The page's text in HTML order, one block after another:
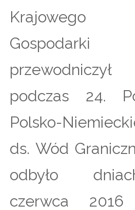
Krajowego
Gospodarki
podczas 24.
Polsko-
ds. Wód
odbyło
czerwca